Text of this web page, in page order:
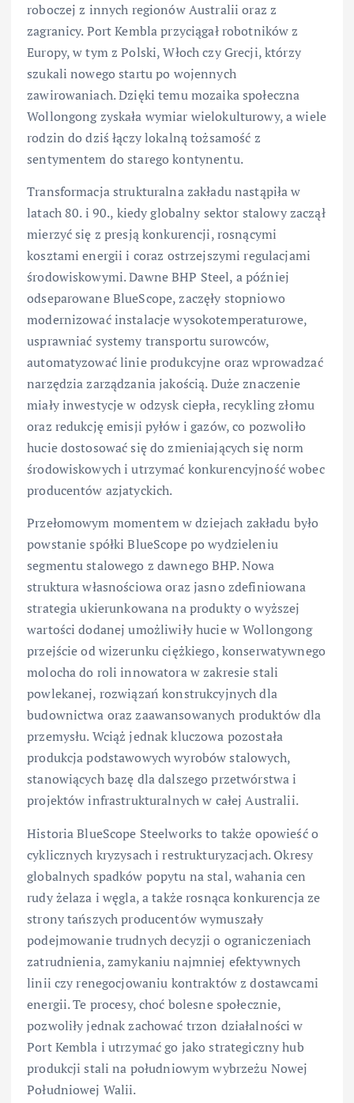
roboczej z innych regionów Australii oraz z
zagranicy. Port Kembla przyciągał robotników z
Europy, w tym z Polski, Włoch czy Grecji, którzy
szukali nowego startu po wojennych
zawirowaniach. Dzięki temu mozaika społeczna
Wollongong zyskała wymiar wielokulturowy, a wiele
rodzin do dziś łączy lokalną tożsamość z
sentymentem do starego kontynentu.
Transformacja strukturalna zakładu nastąpiła w
latach 80. i 90., kiedy globalny sektor stalowy zaczął
mierzyć się z presją konkurencji, rosnącymi
kosztami energii i coraz ostrzejszymi regulacjami
środowiskowymi. Dawne BHP Steel, a później
odseparowane BlueScope, zaczęły stopniowo
modernizować instalacje wysokotemperaturowe,
usprawniać systemy transportu surowców,
automatyzować linie produkcyjne oraz wprowadzać
narzędzia zarządzania jakością. Duże znaczenie
miały inwestycje w odzysk ciepła, recykling złomu
oraz redukcję emisji pyłów i gazów, co pozwoliło
hucie dostosować się do zmieniających się norm
środowiskowych i utrzymać konkurencyjność wobec
producentów azjatyckich.
Przełomowym momentem w dziejach zakładu było
powstanie spółki BlueScope po wydzieleniu
segmentu stalowego z dawnego BHP. Nowa
struktura własnościowa oraz jasno zdefiniowana
strategia ukierunkowana na produkty o wyższej
wartości dodanej umożliwiły hucie w Wollongong
przejście od wizerunku ciężkiego, konserwatywnego
molocha do roli innowatora w zakresie stali
powlekanej, rozwiązań konstrukcyjnych dla
budownictwa oraz zaawansowanych produktów dla
przemysłu. Wciąż jednak kluczowa pozostała
produkcja podstawowych wyrobów stalowych,
stanowiących bazę dla dalszego przetwórstwa i
projektów infrastrukturalnych w całej Australii.
Historia BlueScope Steelworks to także opowieść o
cyklicznych kryzysach i restrukturyzacjach. Okresy
globalnych spadków popytu na stal, wahania cen
rudy żelaza i węgla, a także rosnąca konkurencja ze
strony tańszych producentów wymuszały
podejmowanie trudnych decyzji o ograniczeniach
zatrudnienia, zamykaniu najmniej efektywnych
linii czy renegocjowaniu kontraktów z dostawcami
energii. Te procesy, choć bolesne społecznie,
pozwoliły jednak zachować trzon działalności w
Port Kembla i utrzymać go jako strategiczny hub
produkcji stali na południowym wybrzeżu Nowej
Południowej Walii.